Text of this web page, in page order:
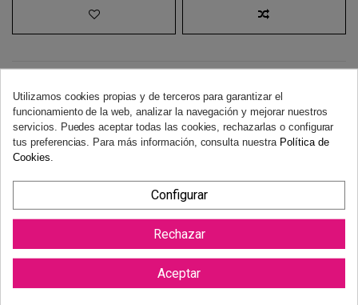
Derecho de desistimiento
Dispones de 14 días naturales para desistir de tu compra, sin
Más información
Utilizamos cookies propias y de terceros para garantizar el
funcionamiento de la web, analizar la navegación y mejorar nuestros
servicios. Puedes aceptar todas las cookies, rechazarlas o configurar
tus preferencias. Para más información, consulta nuestra Política de
Cookies
Configurar
Rechazar
Aceptar